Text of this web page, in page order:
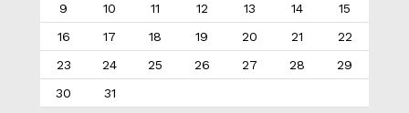
9
10 11 12 13 14
15
16
17 18 19 20 21
22
23
24 25 26 27 28
29
30
31